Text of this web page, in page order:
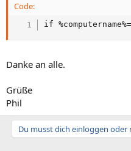
Code:
if
Danke an alle.
Grüße
Phil
Du musst dich einloggen